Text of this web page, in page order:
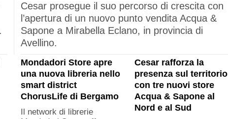
Cesar prosegue il suo percorso di crescita con
l’apertura di un nuovo punto vendita Acqua &
Sapone a Mirabella Eclano, in provincia di
Avellino.
Mondadori Store apre
una nuova libreria nello
smart district
ChorusLife di Bergamo
Il network di librerie
Cesar rafforza la
presenza sul territorio
con tre nuovi store
Acqua & Sapone al
Nord e al Sud